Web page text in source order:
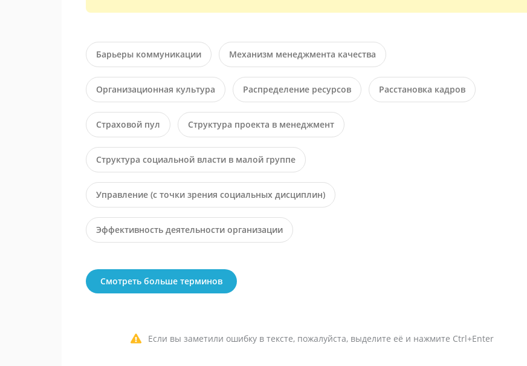
Барьеры коммуникации Механизм менеджмента качества
Организационная культура Распределение ресурсов Расстановка кадров
Страховой пул Структура проекта в менеджмент
Структура социальной власти в малой группе
Управление (с точки зрения социальных дисциплин)
Эффективность деятельности организации
Смотреть больше терминов
Если вы заметили ошибку в тексте, пожалуйста, выделите её и нажмите Ctrl+Enter